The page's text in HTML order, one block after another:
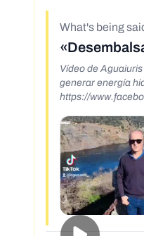
What's being
Vídeo de
generar energía